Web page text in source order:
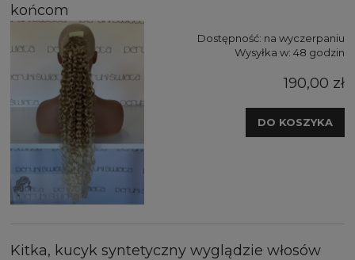
końcom
Dostępność: na wyczerpaniu
Wysyłka w: 48 godzin
190,00 zł
DO KOSZYKA
Kitka, kucyk syntetyczny wyglądzie włosów